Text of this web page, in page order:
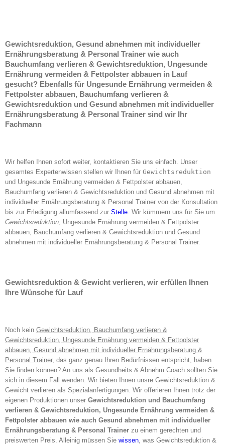
Gewichtsreduktion, Gesund abnehmen mit individueller
Ernährungsberatung & Personal Trainer wie auch
Bauchumfang verlieren & Gewichtsreduktion, Ungesunde
Ernährung vermeiden & Fettpolster abbauen in Lauf
gesucht? Ebenfalls für Ungesunde Ernährung vermeiden &
Fettpolster abbauen, Bauchumfang verlieren &
Gewichtsreduktion und Gesund abnehmen mit individueller
Ernährungsberatung & Personal Trainer sind wir Ihr
Fachmann
Wir helfen Ihnen sofort weiter, kontaktieren Sie uns einfach. Unser
gesamtes Expertenwissen stellen wir Ihnen für Gewichtsreduktion
und Ungesunde Ernährung vermeiden & Fettpolster abbauen,
Bauchumfang verlieren & Gewichtsreduktion und Gesund abnehmen mit
individueller Ernährungsberatung & Personal Trainer von der Konsultation
bis zur Erledigung allumfassend zur Stelle. Wir kümmern uns für Sie um
Gewichtsreduktion, Ungesunde Ernährung vermeiden & Fettpolster
abbauen, Bauchumfang verlieren & Gewichtsreduktion und Gesund
abnehmen mit individueller Ernährungsberatung & Personal Trainer.
Gewichtsreduktion & Gewicht verlieren, wir erfüllen Ihnen
Ihre Wünsche für Lauf
Noch kein Gewichtsreduktion, Bauchumfang verlieren &
Gewichtsreduktion, Ungesunde Ernährung vermeiden & Fettpolster
abbauen, Gesund abnehmen mit individueller Ernährungsberatung &
Personal Trainer, das ganz genau Ihren Bedürfnissen entspricht, haben
Sie finden können? An uns als Gesundheits & Abnehm Coach sollten Sie
sich in diesem Fall wenden. Wir bieten Ihnen unsre Gewichtsreduktion &
Gewicht verlieren als Spezialanfertigungen. Wir offerieren Ihnen trotz der
eigenen Produktionen unser Gewichtsreduktion und Bauchumfang
verlieren & Gewichtsreduktion, Ungesunde Ernährung vermeiden &
Fettpolster abbauen wie auch Gesund abnehmen mit individueller
Ernährungsberatung & Personal Trainer zu einem gerechten und
preiswerten Preis. Alleinig müssen Sie wissen, was Gewichtsreduktion &